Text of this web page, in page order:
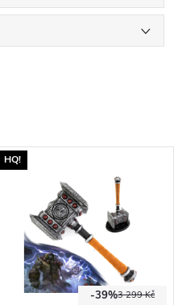
HQ!
3 299 Kč
-39%